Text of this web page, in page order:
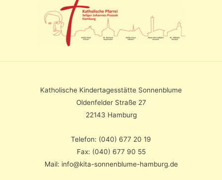
Katholische Kindertagesstätte Sonnenblume
Oldenfelder Straße 27
22143 Hamburg
Telefon: (040) 677 20 19
Fax: (040) 677 90 55
Mail: info@kita-sonnenblume-hamburg.de